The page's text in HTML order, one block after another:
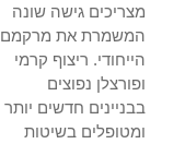
מצריכים גישה שונה
המשמרת את מרקמם
הייחודי. ריצוף קרמי
ופורצלן נפוצים
בבניינים חדשים יותר
ומטופלים בשיטות